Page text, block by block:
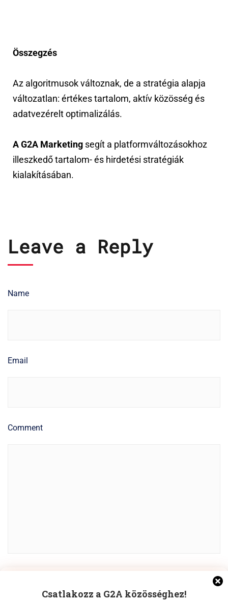
Összegzés
Az algoritmusok változnak, de a stratégia alapja
változatlan: értékes tartalom, aktív közösség és
adatvezérelt optimalizálás.
A G2A Marketing segít a platformváltozásokhoz
illeszkedő tartalom- és hirdetési stratégiák
kialakításában.
Csatlakozz a G2A közösséghez!
Leave a Reply
Name
Email
Comment
POST COMMENT